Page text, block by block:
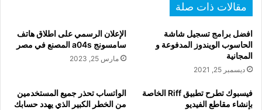
مقالات ذات صلة
افضل برامج تسجيل شاشة
الحاسوب الويندوز المدفوعة و
المجانية
ديسمبر 25, 2021
الإعلان الرسمي على اطلاق هاتف
سامسونج a04s المصنع في مصر
مارس 25, 2023
فيسبوك تطرح تطبيق Riff الخاصة
بإنشاء مقاطع الفيديو
الواتساب تحذر جميع المستخدمين
من الخطر الكبير الذي يهدد حسابك